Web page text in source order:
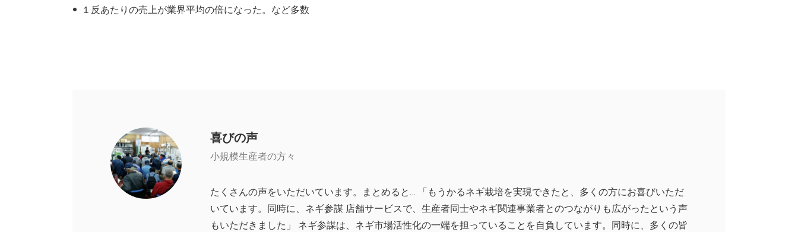
１反あたりの売上が業界平均の倍になった。など多数
喜びの声
小規模生産者の方々
たくさんの声をいただいています。まとめると… 「もうかるネギ栽培を実現できたと、多くの方にお喜びいただ
いています。同時に、ネギ参謀 店舗サービスで、生産者同士やネギ関連事業者とのつながりも広がったという声
もいただきました」 ネギ参謀は、ネギ市場活性化の一端を担っていることを自負しています。同時に、多くの皆